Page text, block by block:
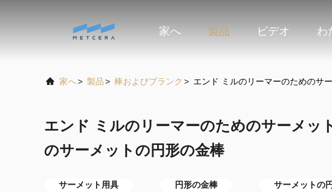
家へ 製品 ビデオ わ
家へ> 製品> 棒およびブランク > エンド ミルのリーマーのためのサ
エンド ミルのリーマーのためのサーメッ
のサーメットの円形の金棒
サーメット用具 円形の金棒 サーメットの